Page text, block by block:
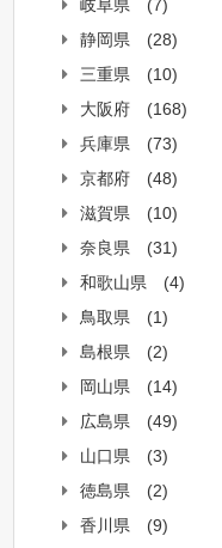
岐阜県
(7)
静岡県
(28)
三重県
(10)
大阪府
(168)
兵庫県
(73)
京都府
(48)
滋賀県
(10)
奈良県
(31)
和歌山県
(4)
鳥取県
(1)
島根県
(2)
岡山県
(14)
広島県
(49)
山口県
(3)
徳島県
(2)
香川県
(9)